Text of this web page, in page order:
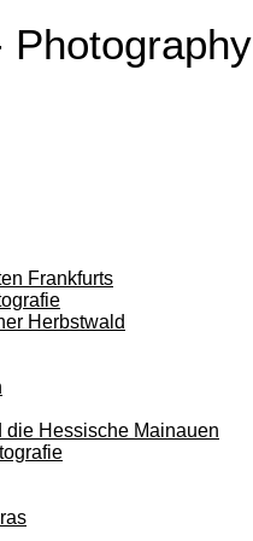
Photography
Frankfurts
Herbstwald
die Hessische Mainauen